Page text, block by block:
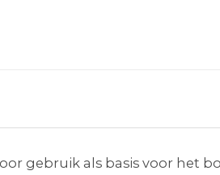
gebruik als basis voor het